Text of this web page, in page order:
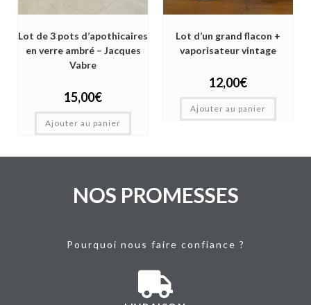
Lot de 3 pots d’apothicaires
en verre ambré – Jacques
Vabre
15,00€
Ajouter au panier
Lot d’un grand flacon +
vaporisateur vintage
12,00€
Ajouter au panier
NOS PROMESSES
Pourquoi nous faire confiance ?